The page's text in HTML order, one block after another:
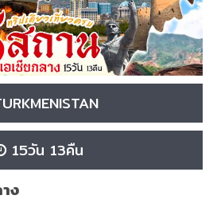
15วัน 13คืน
ง